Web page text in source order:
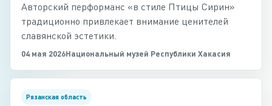
Авторский перформанс «в стиле Птицы Сирин»
традиционно привлекает внимание ценителей
славянской эстетики.
04 мая 2026Национальный музей Республики Хакасия
Рязанская область